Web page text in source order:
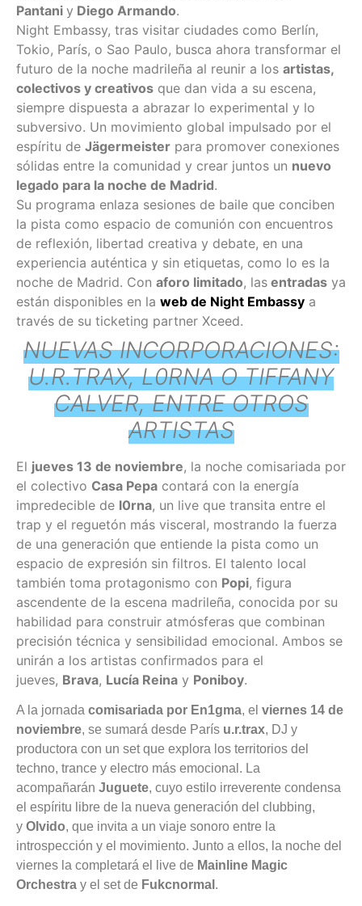
Pantani y Diego Armando.
Night Embassy, tras visitar ciudades como Berlín,
Tokio, París, o Sao Paulo, busca ahora transformar el
futuro de la noche madrileña al reunir a los artistas,
colectivos y creativos que dan vida a su escena,
siempre dispuesta a abrazar lo experimental y lo
subversivo. Un movimiento global impulsado por el
espíritu de Jägermeister para promover conexiones
sólidas entre la comunidad y crear juntos un nuevo
legado para la noche de Madrid.
Su programa enlaza sesiones de baile que conciben
la pista como espacio de comunión con encuentros
de reflexión, libertad creativa y debate, en una
experiencia auténtica y sin etiquetas, como lo es la
noche de Madrid. Con aforo limitado, las entradas ya
están disponibles en la web de Night Embassy a
través de su ticketing partner Xceed.
NUEVAS INCORPORACIONES:
U.R.TRAX, L0RNA O TIFFANY
CALVER, ENTRE OTROS
ARTISTAS
El jueves 13 de noviembre, la noche comisariada por
el colectivo Casa Pepa contará con la energía
impredecible de l0rna, un live que transita entre el
trap y el reguetón más visceral, mostrando la fuerza
de una generación que entiende la pista como un
espacio de expresión sin filtros. El talento local
también toma protagonismo con Popi, figura
ascendente de la escena madrileña, conocida por su
habilidad para construir atmósferas que combinan
precisión técnica y sensibilidad emocional. Ambos se
unirán a los artistas confirmados para el
jueves, Brava, Lucía Reina y Poniboy.
A la jornada comisariada por En1gma, el viernes 14 de
noviembre, se sumará desde París u.r.trax, DJ y
productora con un set que explora los territorios del
techno, trance y electro más emocional. La
acompañarán Juguete, cuyo estilo irreverente condensa
el espíritu libre de la nueva generación del clubbing,
y Olvido, que invita a un viaje sonoro entre la
introspección y el movimiento. Junto a ellos, la noche del
viernes la completará el live de Mainline Magic
Orchestra y el set de Fukcnormal .